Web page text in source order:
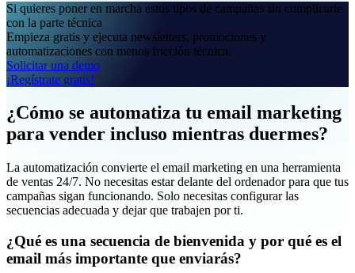
Si quieres poner en marcha estos tipos de campañas sin complicarte
con la parte técnica
Empieza gratis y ejecuta newsletters, promociones y
automatizaciones con menos fricción técnica.
Solicitar una demo
¡Regístrate gratis!
¿Cómo se automatiza tu email marketing
para vender incluso mientras duermes?
La automatización convierte el email marketing en una herramienta
de ventas 24/7. No necesitas estar delante del ordenador para que tus
campañas sigan funcionando. Solo necesitas configurar las
secuencias adecuada y dejar que trabajen por ti.
¿Qué es una secuencia de bienvenida y por qué es el
email más importante que enviarás?